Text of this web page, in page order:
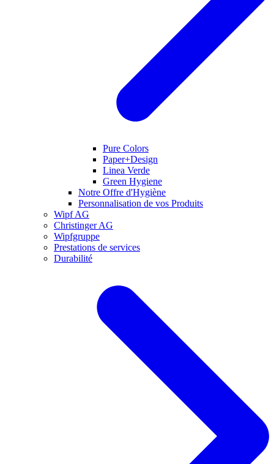
Pure Colors
Paper+Design
Linea Verde
Green Hygiene
Notre Offre d'Hygiène
Personnalisation de vos Produits
Wipf AG
Christinger AG
Wipfgruppe
Prestations de services
Durabilité